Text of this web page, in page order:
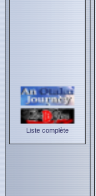
Liste complète